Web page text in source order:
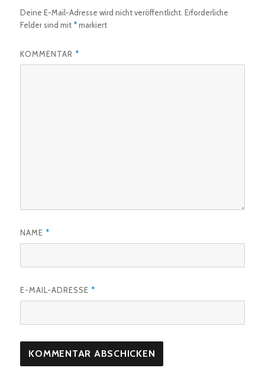
Deine E-Mail-Adresse wird nicht veröffentlicht. Erforderliche
Felder sind mit *markiert
KOMMENTAR *
NAME *
E-MAIL-ADRESSE *